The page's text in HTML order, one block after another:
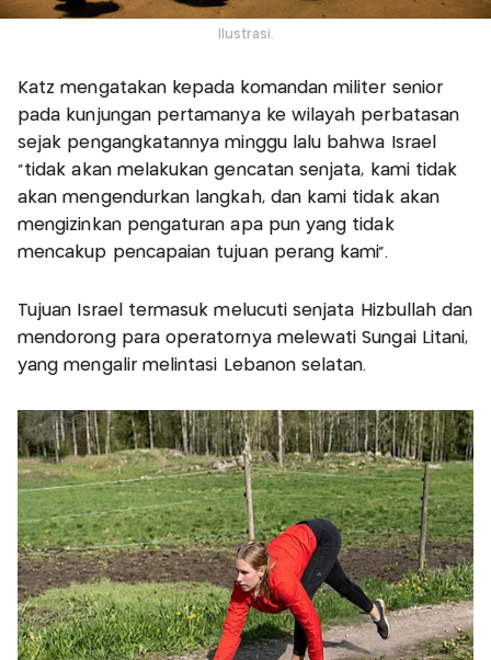
Ilustrasi.
Katz mengatakan kepada komandan militer senior
pada kunjungan pertamanya ke wilayah perbatasan
sejak pengangkatannya minggu lalu bahwa Israel
"tidak akan melakukan gencatan senjata, kami tidak
akan mengendurkan langkah, dan kami tidak akan
mengizinkan pengaturan apa pun yang tidak
mencakup pencapaian tujuan perang kami".
Tujuan Israel termasuk melucuti senjata Hizbullah dan
mendorong para operatornya melewati Sungai Litani,
yang mengalir melintasi Lebanon selatan.